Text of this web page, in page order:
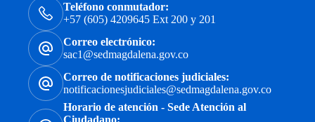
Teléfono conmutador:
+57 (605) 4209645 Ext 200 y 201
Correo electrónico:
sac1@sedmagdalena.gov.co
Correo de notificaciones judiciales:
notificacionesjudiciales@sedmagdalena.gov.co
Horario de atención - Sede Atención al